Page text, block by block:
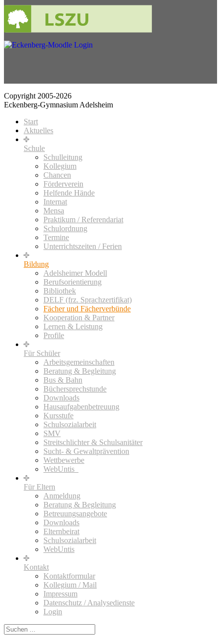
Copyright 2005-2026
Eckenberg-Gymnasium Adelsheim
Start
Aktuelles
Schule
Schulleitung
Kollegium
Chancen
Förderverein
Helfende Hände
Internat
Mensa
Praktikum / Referendariat
Schulordnung
Termine
Unterrichtszeiten / Ferien
Bildung
Adelsheimer Modell
Berufsorientierung
Bibliothek
DELF (frz. Sprachzertifikat)
Fächer und Fächerverbünde
Kooperation & Partner
Lernen & Leistung
Profile
Für Schüler
Arbeitsgemeinschaften
Beratung & Begleitung
Bus & Bahn
Büchersprechstunde
Downloads
Hausaufgabenbetreuung
Kursstufe
Schulsozialarbeit
SMV
Streitschlichter & Schulsanitäter
Sucht- & Gewaltprävention
Wettbewerbe
WebUntis_
Für Eltern
Anmeldung
Beratung & Begleitung
Betreuungsangebote
Downloads
Elternbeirat
Schulsozialarbeit
WebUntis
Kontakt
Kontaktformular
Kollegium / Mail
Impressum
Datenschutz / Analysedienste
Login